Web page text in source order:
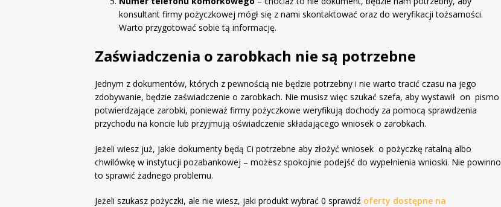
konsultant firmy pożyczkowej mógł się z nami skontaktować oraz do weryfikacji tożsamości.
Warto przygotować sobie tą informację.
Zaświadczenia o zarobkach nie są potrzebne
Jednym z dokumentów, których z pewnością nie będzie potrzebny i nie warto tracić czasu na jego
zdobywanie, będzie zaświadczenie o zarobkach. Nie musisz więc szukać szefa, aby wystawił on pismo
potwierdzające zarobki, ponieważ firmy pożyczkowe weryfikują dochody za pomocą sprawdzenia
przychodu na koncie lub przyjmują oświadczenie składającego wniosek o zarobkach.
Jeżeli wiesz już, jakie dokumenty będą Ci potrzebne aby złożyć wniosek o pożyczkę ratalną albo
chwilówkę w instytucji pozabankowej – możesz spokojnie podejść do wypełnienia wnioski. Nie powinno
to sprawić żadnego problemu.
Jeżeli szukasz pożyczki, ale nie wiesz, jaki produkt wybrać 0 sprawdź oferty dostępne na